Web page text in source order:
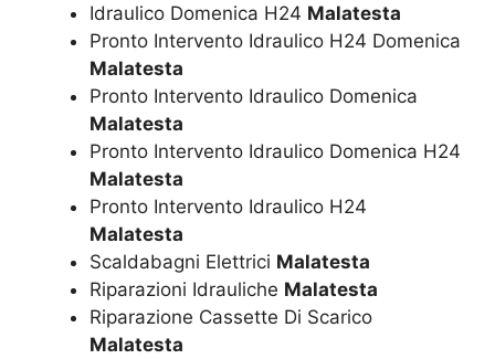
Idraulico Domenica H24 Malatesta
Pronto Intervento Idraulico H24 Domenica
Malatesta
Pronto Intervento Idraulico Domenica
Malatesta
Pronto Intervento Idraulico Domenica H24
Malatesta
Pronto Intervento Idraulico H24
Malatesta
Scaldabagni Elettrici Malatesta
Riparazioni Idrauliche Malatesta
Riparazione Cassette Di Scarico
Malatesta